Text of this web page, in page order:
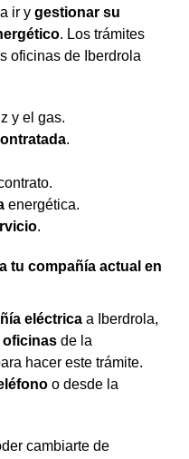
ir y gestionar su
. Los trámites
oficinas de Iberdrola
y el gas.
.
energética.
.
tu compañía actual en
eléctrica a Iberdrola,
oficinas de la
hacer este trámite.
o desde la
cambiarte de